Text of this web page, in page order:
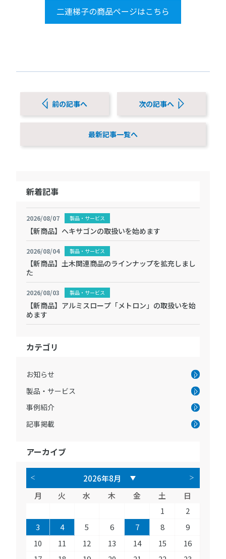
二連梯子の商品ページはこちら
前の記事へ
最新記事一覧へ
次の記事へ
新着記事
2026/08/07 製品・サービス
【新商品】ヘキサゴンの取扱いを始めます
2026/08/04 製品・サービス
【新商品】土木関連商品のラインナップを拡充しまし
た
2026/08/03 製品・サービス
【新商品】アルミスロープ「メトロン」の取扱いを始
めます
カテゴリ
お知らせ
製品・サービス
事例紹介
記事掲載
アーカイブ
月 火 水 木 金 土
日
1
2
3
4 5 6 7 8
9
10
11 12 13 14 15
16